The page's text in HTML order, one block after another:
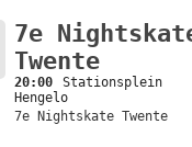
7e
Twente
20:00
Stationsplein
Hengelo
7e Nightskate Twente